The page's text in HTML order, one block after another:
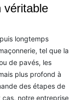
véritable
longtemps
tel que la
de pavés, les
plus profond à
des étapes de
notre entreprise